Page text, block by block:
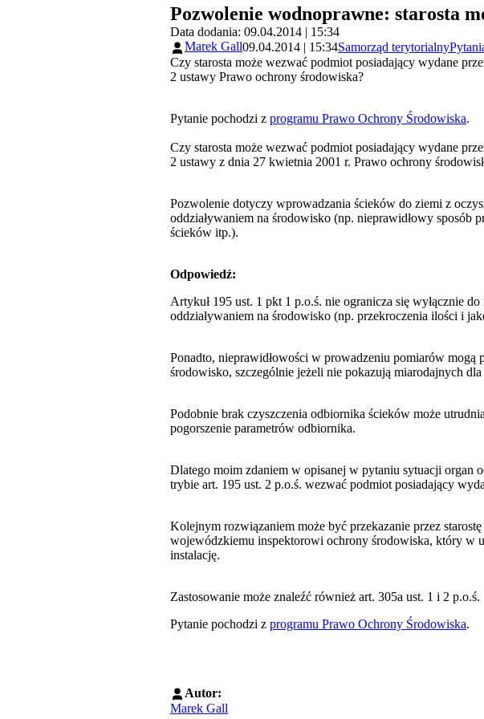
Pozwolenie wodnoprawne: starosta
Data dodania: 09.04.2014 | 15:34
Marek Gall09.04.2014 | 15:34Samorząd terytorialny
Czy starosta może wezwać podmiot posiadający wydane
2 ustawy Prawo ochrony środowiska?
Pytanie pochodzi z programu Prawo Ochrony Środowiska.
Czy starosta może wezwać podmiot posiadający wydane
2 ustawy z dnia 27 kwietnia 2001 r. Prawo ochrony
Pozwolenie dotyczy wprowadzania ścieków do ziemi z
oddziaływaniem na środowisko (np. nieprawidłowy
ścieków itp.).
Odpowiedź:
Artykuł 195 ust. 1 pkt 1 p.o.ś. nie ogranicza się wyłącznie
oddziaływaniem na środowisko (np. przekroczenia ilości i
Ponadto, nieprawidłowości w prowadzeniu pomiarów mogą
środowisko, szczególnie jeżeli nie pokazują miarodajnych
Podobnie brak czyszczenia odbiornika ścieków może
pogorszenie parametrów odbiornika.
Dlatego moim zdaniem w opisanej w pytaniu sytuacji organ
trybie art. 195 ust. 2 p.o.ś. wezwać podmiot posiadający
Kolejnym rozwiązaniem może być przekazanie przez
wojewódzkiemu inspektorowi ochrony środowiska, który w
instalację.
Zastosowanie może znaleźć również art. 305a ust. 1 i 2 p.o.ś.
Pytanie pochodzi z programu Prawo Ochrony Środowiska.
Autor:
Marek Gall